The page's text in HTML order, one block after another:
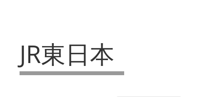
JR東日本